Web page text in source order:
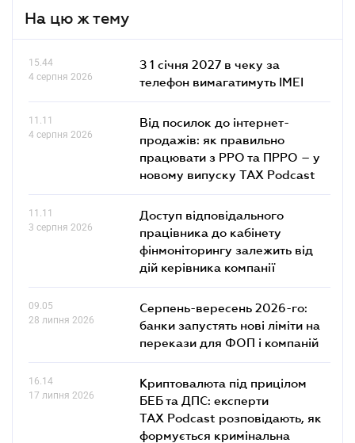
На цю ж тему
15.44
4 серпня 2026
З 1 січня 2027 в чеку за
телефон вимагатимуть IMEI
11.11
4 серпня 2026
Від посилок до інтернет-
продажів: як правильно
працювати з РРО та ПРРО – у
новому випуску TAX Podcast
11.11
3 серпня 2026
Доступ відповідального
працівника до кабінету
фінмоніторингу залежить від
дій керівника компанії
09.05
28 липня 2026
Серпень-вересень 2026-го:
банки запустять нові ліміти на
перекази для ФОП і компаній
16.14
17 липня 2026
Криптовалюта під прицілом
БЕБ та ДПС: експерти
TAX Podcast розповідають, як
формується кримінальна